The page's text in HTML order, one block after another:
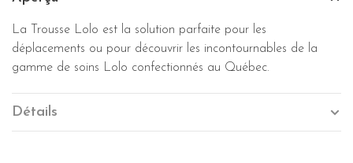
La Trousse Lolo est la solution parfaite pour les
déplacements ou pour découvrir les incontournables de la
gamme de soins Lolo confectionnés au Québec.
Détails